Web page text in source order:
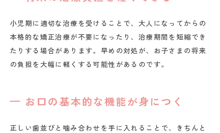
小児期に適切な治療を受けることで、大人になってからの
本格的な矯正治療が不要になったり、治療期間を短縮でき
たりする場合があります。早めの対処が、お子さまの将来
の負担を大幅に軽くする可能性があるのです。
お口の基本的な機能が身につく
正しい歯並びと噛み合わせを手に入れることで、きちんと